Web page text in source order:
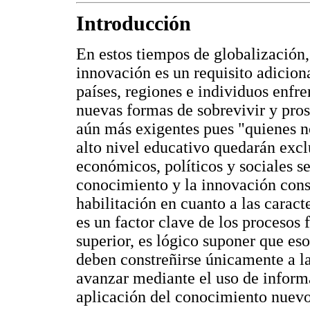
Introducción
En estos tiempos de
innovación es un requisito
países, regiones e individuos
nuevas formas de sobrevivir y
aún más exigentes pues "quienes
alto nivel educativo quedarán
económicos, políticos y sociales
conocimiento y la innovación
habilitación en cuanto a las
es un factor clave de los
superior, es lógico suponer que
deben constreñirse únicamente a
avanzar mediante el uso de
aplicación del conocimiento